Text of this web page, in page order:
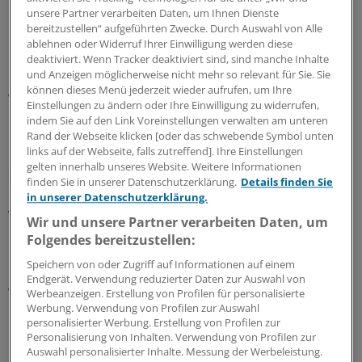
"Damit profitieren Ärzte mit überdurchschnittlich alten
Patienten, indem ihnen ein höheres
Richtgrößenvolumen zusteht", sagte Wehry. Die
Richtgröße für Rentner, die 2015 bei 149,43 Euro lag,
wird von einer Richtgröße für über 64-Jährige (150,76
Euro) abgelöst.
Inhaltliche Änderungen oder Umverteilungen zwischen
den Arztgruppen sind mit der Neufestlegung der
Richtgrößen nach Angaben des Ersatzkassenverbands
vdek nicht verbunden. Auch die Systematik der
Praxisbesonderheiten wird fortgeführt.
Michael Domrös, Leiter der vdek-Landesvertretung,
wertete die Vereinbarung der Richtgrößen als Erfolg.
"Die Verordnungspraxis der Vertragsärzte wird nicht
nur fairer, sondern auch genauer." (ami)
unsere Partner verarbeiten Daten, um Ihnen Dienste
bereitzustellen“ aufgeführten Zwecke. Durch Auswahl von Alle
ablehnen oder Widerruf Ihrer Einwilligung werden diese
deaktiviert. Wenn Tracker deaktiviert sind, sind manche Inhalte
und Anzeigen möglicherweise nicht mehr so relevant für Sie. Sie
können dieses Menü jederzeit wieder aufrufen, um Ihre
Einstellungen zu ändern oder Ihre Einwilligung zu widerrufen,
indem Sie auf den Link Voreinstellungen verwalten am unteren
Rand der Webseite klicken [oder das schwebende Symbol unten
links auf der Webseite, falls zutreffend]. Ihre Einstellungen
gelten innerhalb unseres Website. Weitere Informationen
finden Sie in unserer Datenschutzerklärung. Details finden Sie
in unserer Datenschutzerklärung.
Wir und unsere Partner verarbeiten Daten, um
Folgendes bereitzustellen:
Speichern von oder Zugriff auf Informationen auf einem
Endgerät. Verwendung reduzierter Daten zur Auswahl von
Werbeanzeigen. Erstellung von Profilen für personalisierte
Werbung. Verwendung von Profilen zur Auswahl
personalisierter Werbung. Erstellung von Profilen zur
Personalisierung von Inhalten. Verwendung von Profilen zur
Auswahl personalisierter Inhalte. Messung der Werbeleistung.